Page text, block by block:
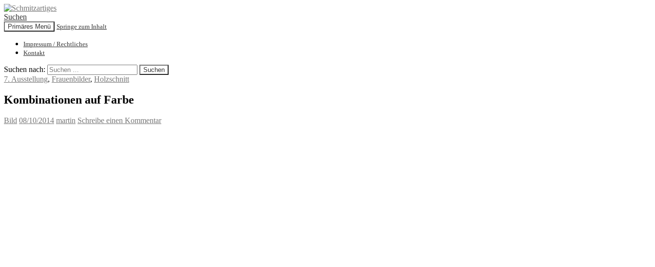
Schmitzartiges
Suchen
Primäres Menü Springe zum Inhalt
Impressum / Rechtliches
Kontakt
Suchen nach:
7. Ausstellung, Frauenbilder, Holzschnitt
Kombinationen auf Farbe
Bild 08/10/2014 martin Schreibe einen Kommentar